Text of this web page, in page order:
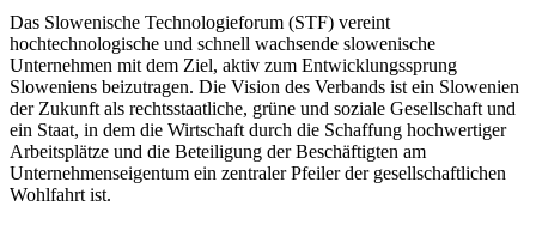
Das Slowenische Technologieforum (STF) vereint
hochtechnologische und schnell wachsende slowenische
Unternehmen mit dem Ziel, aktiv zum Entwicklungssprung
Sloweniens beizutragen. Die Vision des Verbands ist ein Slowenien
der Zukunft als rechtsstaatliche, grüne und soziale Gesellschaft und
ein Staat, in dem die Wirtschaft durch die Schaffung hochwertiger
Arbeitsplätze und die Beteiligung der Beschäftigten am
Unternehmenseigentum ein zentraler Pfeiler der gesellschaftlichen
Wohlfahrt ist.